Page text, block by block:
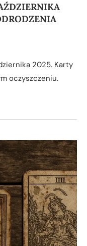
2025. Karty
oczyszczeniu.